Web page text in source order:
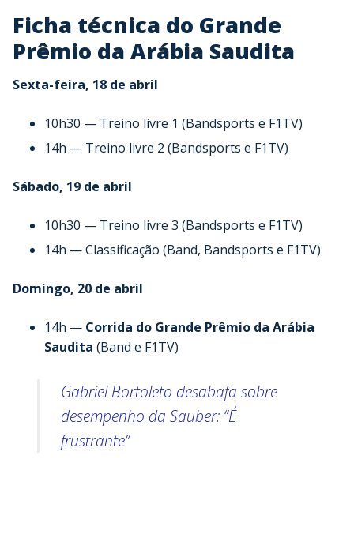
Ficha técnica do Grande
Prêmio da Arábia Saudita
Sexta-feira, 18 de abril
10h30 — Treino livre 1 (Bandsports e F1TV)
14h — Treino livre 2 (Bandsports e F1TV)
Sábado, 19 de abril
10h30 — Treino livre 3 (Bandsports e F1TV)
14h — Classificação (Band, Bandsports e F1TV)
Domingo, 20 de abril
14h — Corrida do Grande Prêmio da Arábia
Saudita (Band e F1TV)
Gabriel Bortoleto desabafa sobre
desempenho da Sauber: “É
frustrante”